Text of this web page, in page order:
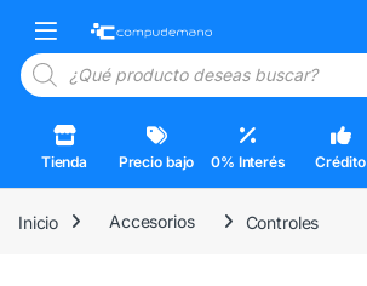
Open
Búsqueda de productos
Tienda Precio bajo 0% Interés Crédito
Inicio Accesorios Controles